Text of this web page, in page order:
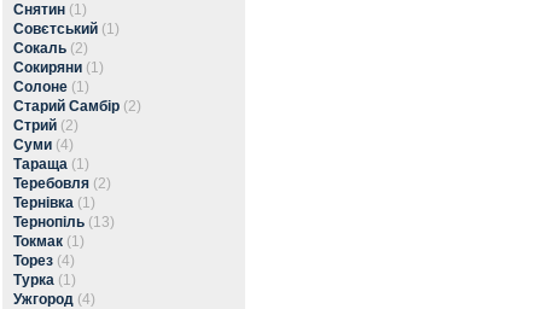
Снятин (1)
Совєтський (1)
Сокаль (2)
Сокиряни (1)
Солоне (1)
Старий Самбір (2)
Стрий (2)
Суми (4)
Тараща (1)
Теребовля (2)
Тернівка (1)
Тернопіль (13)
Токмак (1)
Торез (4)
Турка (1)
Ужгород (4)